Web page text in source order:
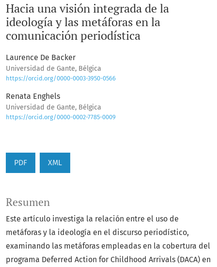
Hacia una visión integrada de la
ideología y las metáforas en la
comunicación periodística
Laurence De Backer
Universidad de Gante, Bélgica
https://orcid.org/0000-0003-3950-0566
Renata Enghels
Universidad de Gante, Bélgica
https://orcid.org/0000-0002-7785-0009
PDF XML
Resumen
Este artículo investiga la relación entre el uso de
metáforas y la ideología en el discurso periodístico,
examinando las metáforas empleadas en la cobertura del
programa Deferred Action for Childhood Arrivals (DACA) en